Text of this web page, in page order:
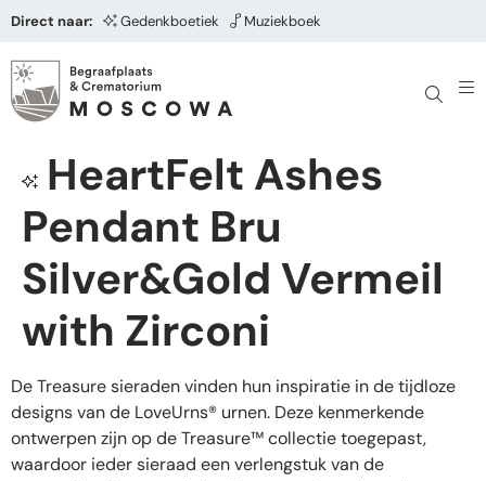
Direct naar: Gedenkboetiek Muziekboek
HeartFelt Ashes
Pendant Bru
Silver&Gold Vermeil
with Zirconi
De Treasure sieraden vinden hun inspiratie in de tijdloze
designs van de LoveUrns® urnen. Deze kenmerkende
ontwerpen zijn op de Treasure™ collectie toegepast,
waardoor ieder sieraad een verlengstuk van de